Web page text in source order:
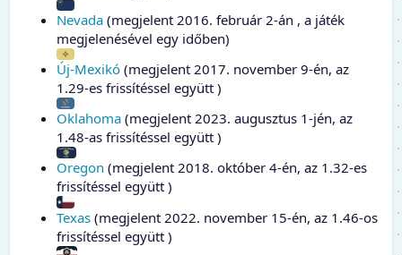
Nevada (megjelent 2016. február 2-án , a játék
megjelenésével egy időben)
Új-Mexikó (megjelent 2017. november 9-én, az
1.29-es frissítéssel együtt )
Oklahoma (megjelent 2023. augusztus 1-jén, az
1.48-as frissítéssel együtt )
Oregon (megjelent 2018. október 4-én, az 1.32-es
frissítéssel együtt )
Texas (megjelent 2022. november 15-én, az 1.46-os
frissítéssel együtt )